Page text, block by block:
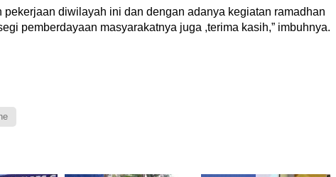
diwilayah ini dan dengan adanya kegiatan ramadhan
pemberdayaan masyarakatnya juga ,terima kasih,” imbuhnya.